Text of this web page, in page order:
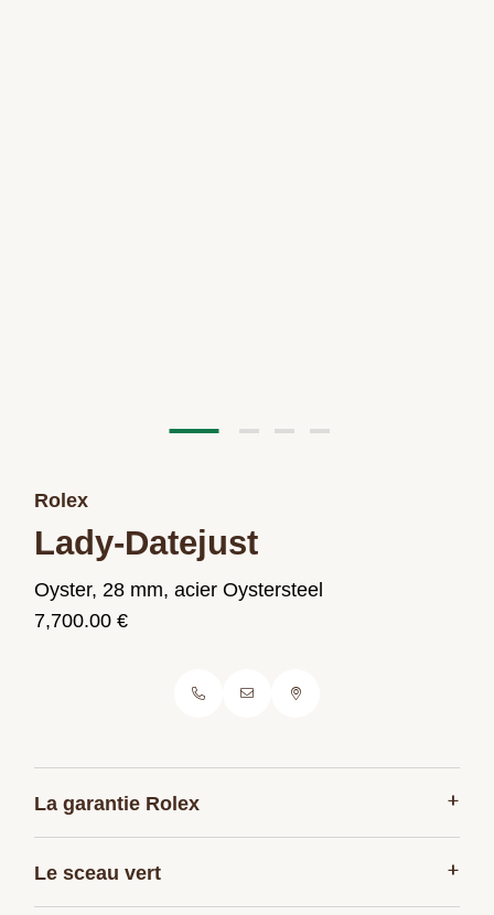
Rolex
Lady-Datejust
Oyster, 28 mm, acier Oystersteel
7,700.00 €
La garantie Rolex +
Le sceau vert +